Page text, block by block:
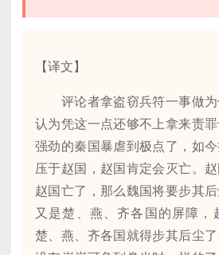
【译文】
评论者拿盗窃兵符一事做为
认为凭这一点还够不上拿来责
强劲的秦国暴虐到极点了，如
压于赵国，赵国肯定会灭亡。赵
赵国亡了，那么魏国将要步其后
又是楚、燕、齐各国的屏障，
楚、燕、齐各国就得步其后尘